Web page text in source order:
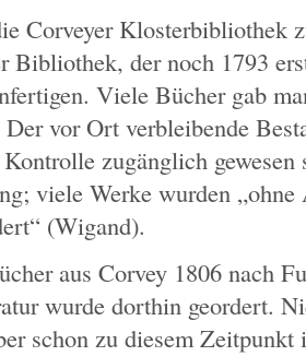
Corveyer Klosterbibliothek
Bibliothek, der noch 1793
Viele Bücher gab
vor Ort verbleibende
zugänglich
viele Werke wurden
(Wigand).
aus Corvey 1806 nach
wurde dorthin geordert.
schon zu diesem